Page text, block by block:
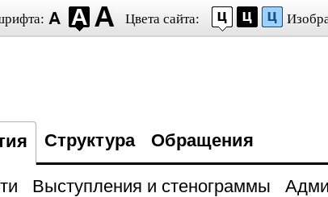
Цвета сайта:
Структура Обращения
Выступления и стенограммы